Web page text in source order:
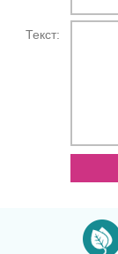
Текст: